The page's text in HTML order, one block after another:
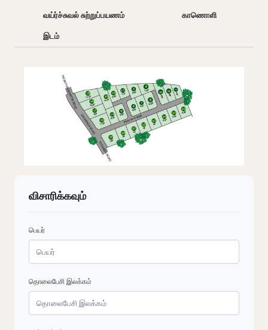
வய்ர்ச்சுவல் சுற்றுப்பயணம்
காணொளி
இடம்
விசாரிக்கவும்
பெயர்
தொலைபேசி இலக்கம்